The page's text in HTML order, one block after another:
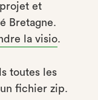
et
Bretagne.
la visio.
toutes les
fichier zip.